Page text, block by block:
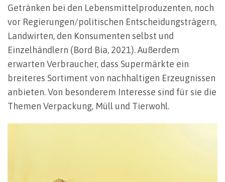
Getränken bei den Lebensmittelproduzenten, noch
vor Regierungen/politischen Entscheidungsträgern,
Landwirten, den Konsumenten selbst und
Einzelhändlern (Bord Bia, 2021). Außerdem
erwarten Verbraucher, dass Supermärkte ein
breiteres Sortiment von nachhaltigen Erzeugnissen
anbieten. Von besonderem Interesse sind für sie die
Themen Verpackung, Müll und Tierwohl.